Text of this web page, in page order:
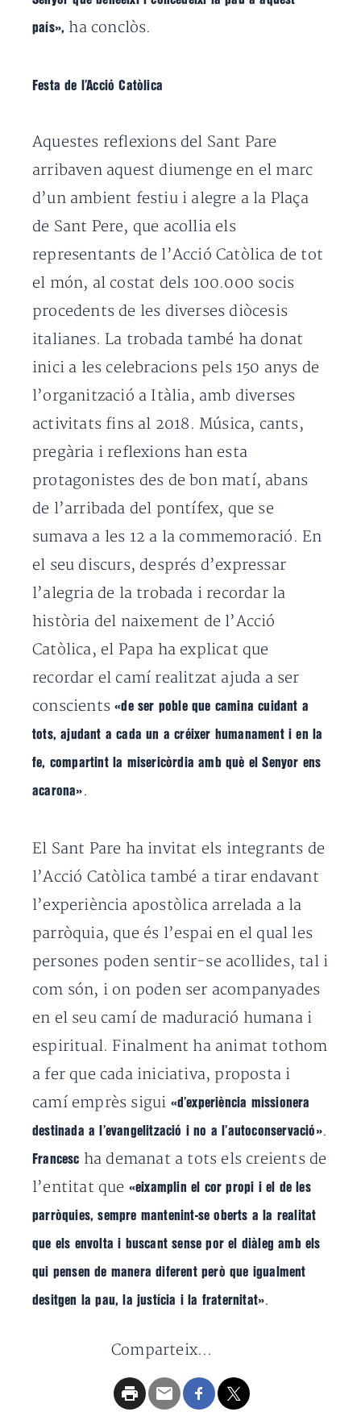
país», ha conclòs.
Festa de l’Acció Catòlica
Aquestes reflexions del Sant Pare
arribaven aquest diumenge en el marc
d’un ambient festiu i alegre a la Plaça
de Sant Pere, que acollia els
representants de l’Acció Catòlica de tot
el món, al costat dels 100.000 socis
procedents de les diverses diòcesis
italianes. La trobada també ha donat
inici a les celebracions pels 150 anys de
l’organització a Itàlia, amb diverses
activitats fins al 2018. Música, cants,
pregària i reflexions han esta
protagonistes des de bon matí, abans
de l’arribada del pontífex, que se
sumava a les 12 a la commemoració. En
el seu discurs, després d’expressar
l’alegria de la trobada i recordar la
història del naixement de l’Acció
Catòlica, el Papa ha explicat que
recordar el camí realitzat ajuda a ser
conscients«de ser poble que camina cuidant a
tots, ajudant a cadaun a créixer humanament i en la
fe, compartint la misericòrdia amb què el Senyor ens
acarona» .
El Sant Pare ha invitat els integrants de
l’Acció Catòlica també a tirar endavant
l’experiència apostòlica arrelada a la
parròquia, que és l’espai en el qual les
persones poden sentir-se acollides, tal i
com són, i on poden ser acompanyades
en el seu camí de maduració humana i
espiritual. Finalment ha animat tothom
a fer que cada iniciativa, proposta i
camí emprès sigui «d’experiència missionera
destinada a l’evangelització i no a l’autoconservació».
Francesc ha demanat a tots els creients de
l’entitat que «eixamplin el cor propi i el de les
parròquies, sempre mantenint-se oberts a la realitat
que els envolta i buscant sense por el diàleg amb els
qui pensen de manera diferent però que igualment
desitgen la pau, la justícia i la fraternitat».
Comparteix...